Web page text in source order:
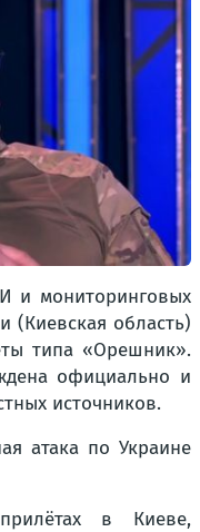
и мониторинговых
(Киевская область)
типа «Орешник».
официально и
источников.
атака по Украине
в Киеве,